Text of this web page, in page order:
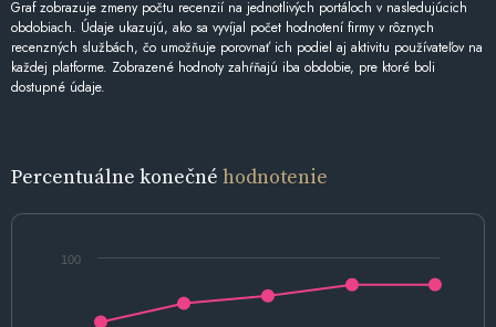
Graf zobrazuje zmeny počtu recenzií na jednotlivých portáloch v nasledujúcich
obdobiach. Údaje ukazujú, ako sa vyvíjal počet hodnotení firmy v rôznych
recenzných službách, čo umožňuje porovnať ich podiel aj aktivitu používateľov na
každej platforme. Zobrazené hodnoty zahŕňajú iba obdobie, pre ktoré boli
dostupné údaje.
Percentuálne konečné hodnotenie
100